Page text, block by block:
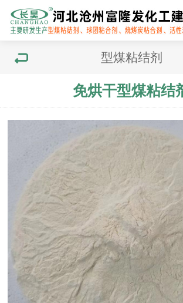
型煤粘结剂
免烘干型煤粘结